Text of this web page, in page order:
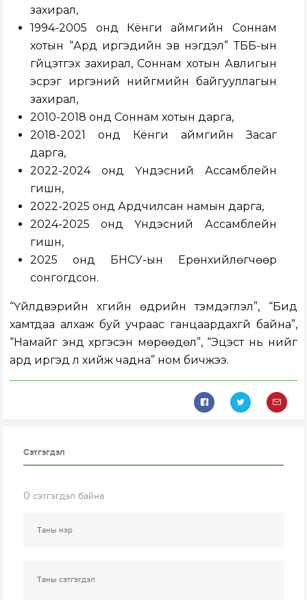
захирал,
1994-2005 онд Кёнги аймгийн Соннам
хотын “Ард иргэдийн эв нэгдэл” ТББ-ын
гүйцэтгэх захирал, Соннам хотын Авлигын
эсрэг иргэний нийгмийн байгууллагын
захирал,
2010-2018 онд Соннам хотын дарга,
2018-2021 онд Кёнги аймгийн Засаг
дарга,
2022-2024 онд Үндэсний Ассамблейн
гишүүн,
2022-2025 онд Ардчилсан намын дарга,
2024-2025 онд Үндэсний Ассамблейн
гишүүн,
2025 онд БНСУ-ын Ерөнхийлөгчөөр
сонгогдсон.
“Үйлдвэрийн хүүгийн өдрийн тэмдэглэл”, “Бид
хамтдаа алхаж буй учраас ганцаардахгүй байна”,
“Намайг энд хүргэсэн мөрөөдөл”, “Эцэст нь үүнийг
ард иргэд л хийж чадна” ном бичжээ.
Сэтгэгдэл
0 сэтгэгдэл байна